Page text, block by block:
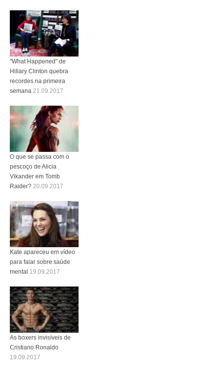
"What Happened" de
Hillary Clinton quebra
recordes na primeira
semana 21.09.2017
O que se passa com o
pescoço de Alicia
Vikander em Tomb
Raider? 20.09.2017
Kate apareceu em vídeo
para falar sobre saúde
mental 19.09.2017
As boxers invisíveis de
Cristiano Ronaldo
19.09.2017